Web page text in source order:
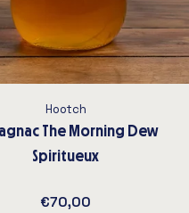
Hootch
The Morning Dew
Spiritueux
€70,00